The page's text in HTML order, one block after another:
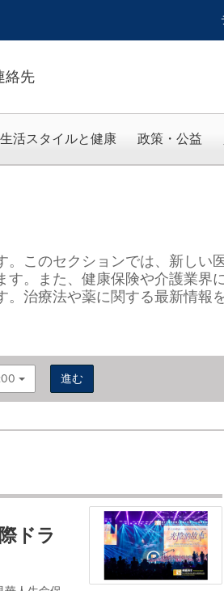
絡先
生活スタイルと健康 政策・公益
このセクションでは、新しい
。また、健康保険や介護業界
治療法や薬に関する最新情報
進む
ドラ